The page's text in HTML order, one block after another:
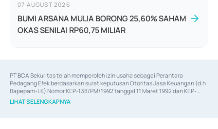
07 AUGUST 2026
BUMI ARSANA MULIA BORONG 25,60% SAHAM
OKAS SENILAI RP60,75 MILIAR
PT BCA Sekuritas telah memperoleh izin usaha sebagai Perantara
Pedagang Efek berdasarkan surat keputusan Otoritas Jasa Keuangan (d.h
Bapepam-LK) Nomor KEP-138/PM/1992 tanggal 11 Maret 1992 dan KEP-
06/D.04/2014 tanggal 28 Februari 2014, izin usaha sebagai Penjamin Emisi
Efek berdasarkan surat keputusan Otoritas Jasa Keuangan Nomor KEP-
LIHAT SELENGKAPNYA